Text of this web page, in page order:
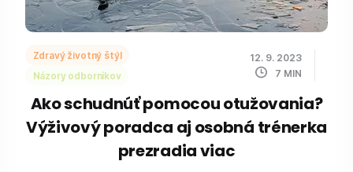
Zdravý životný štýl
Názory odborníkov
12. 9. 2023
7 MIN
Ako schudnúť pomocou otužovania?
Výživový poradca aj osobná trénerka
prezradia viac